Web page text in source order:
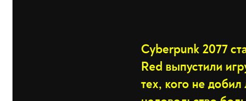
Cyberpunk 2077
Red выпустили
тех, кого не